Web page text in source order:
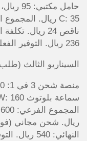
236 ريال. التوفير الفعلي: 24 ريال.
السيناريو الثالث